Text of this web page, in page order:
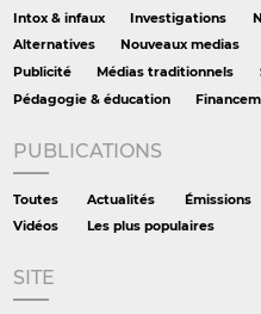
Intox & infaux
Investigations
Alternatives
Nouveaux medias
Publicité
Médias traditionnels
Pédagogie & éducation
PUBLICATIONS
Toutes Actualités Émissions
Vidéos
Les plus populaires
SITE